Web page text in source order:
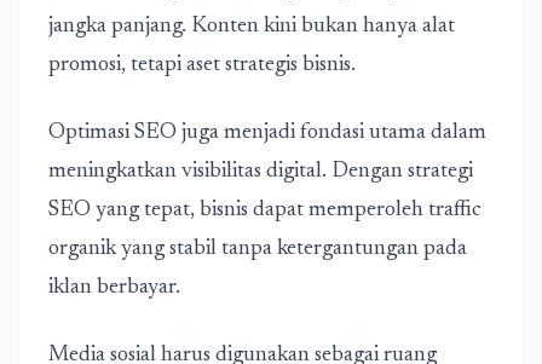
jangka panjang. Konten kini bukan hanya alat
promosi, tetapi aset strategis bisnis.
Optimasi SEO juga menjadi fondasi utama dalam
meningkatkan visibilitas digital. Dengan strategi
SEO yang tepat, bisnis dapat memperoleh traffic
organik yang stabil tanpa ketergantungan pada
iklan berbayar.
Media sosial harus digunakan sebagai ruang